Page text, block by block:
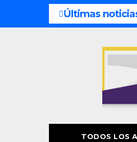
Últimas
del fin de semana: 8 y 9 de agosto
TODOS LOS